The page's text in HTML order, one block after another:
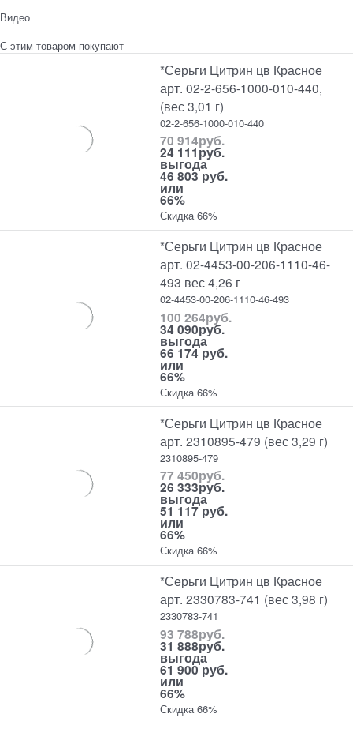
Видео
С этим товаром покупают
*Серьги Цитрин цв Красное
арт. 02-2-656-1000-010-440,
(вес 3,01 г)
02-2-656-1000-010-440
70 914руб.
24 111руб.
выгода
46 803 руб.
или
66%
Скидка 66%
*Серьги Цитрин цв Красное
арт. 02-4453-00-206-1110-46-
493 вес 4,26 г
02-4453-00-206-1110-46-493
100 264руб.
34 090руб.
выгода
66 174 руб.
или
66%
Скидка 66%
*Серьги Цитрин цв Красное
арт. 2310895-479 (вес 3,29 г)
2310895-479
77 450руб.
26 333руб.
выгода
51 117 руб.
или
66%
Скидка 66%
*Серьги Цитрин цв Красное
арт. 2330783-741 (вес 3,98 г)
2330783-741
93 788руб.
31 888руб.
выгода
61 900 руб.
или
66%
Скидка 66%